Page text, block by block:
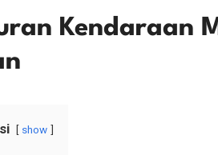
Kendaraan
show